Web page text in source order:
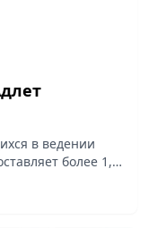
в ведении
более 1,6